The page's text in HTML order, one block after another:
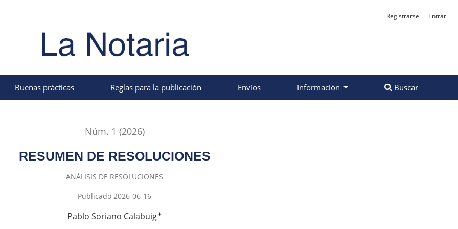
Buenas prácticas Reglas para la publicación Envíos Información Buscar
Registrarse Entrar
Núm. 1 (2026)
RESUMEN DE RESOLUCIONES
ANÁLISIS DE RESOLUCIONES
Publicado 2026-06-16
Pablo Soriano Calabuig+